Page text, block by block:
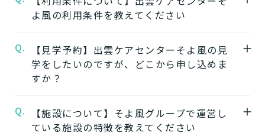
出雲ケアセンターそよ風の公式ページでは施
ます。
★施設の雰囲気★
設の写真から雰囲気をご確認いただけます。
よ風の利用条件を教えてください
要介護度：要支援2、要介護1、要介護2、要
介護3、要介護4、要介護5
※施設ごとに年齢などの入居条件がございま
※認定のご状況によって受けられるサービス
が変わります。
Q.
【見学予約】出雲ケアセンターそよ風の見
学をしたいのですが、どこから申し込めま
すか？
出雲ケアセンターそよ風の見学はこちらより
お申込みいただけます。
Q.
【施設について】そよ風グループで運営し
ている施設の特徴を教えてください